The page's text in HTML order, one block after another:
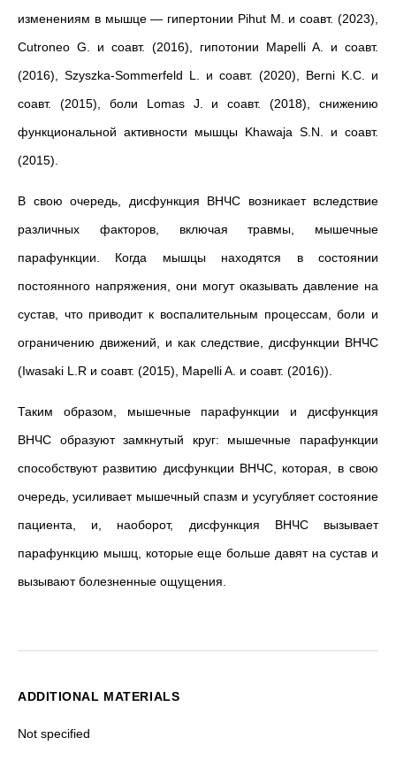
изменениям в мышце — гипертонии Pihut M. и соавт. (2023),
Cutroneo G. и соавт. (2016), гипотонии Mapelli A. и соавт.
(2016), Szyszka-Sommerfeld L. и соавт. (2020), Berni K.C. и
соавт. (2015), боли Lomas J. и соавт. (2018), снижению
функциональной активности мышцы Khawaja S.N. и соавт.
(2015).
В свою очередь, дисфункция ВНЧС возникает вследствие
различных факторов, включая травмы, мышечные
парафункции. Когда мышцы находятся в состоянии
постоянного напряжения, они могут оказывать давление на
сустав, что приводит к воспалительным процессам, боли и
ограничению движений, и как следствие, дисфункции ВНЧС
(Iwasaki L.R и соавт. (2015), Mapelli A. и соавт. (2016)).
Таким образом, мышечные парафункции и дисфункция
ВНЧС образуют замкнутый круг: мышечные парафункции
способствуют развитию дисфункции ВНЧС, которая, в свою
очередь, усиливает мышечный спазм и усугубляет состояние
пациента, и, наоборот, дисфункция ВНЧС вызывает
парафункцию мышц, которые еще больше давят на сустав и
вызывают болезненные ощущения.
ADDITIONAL MATERIALS
Not specified